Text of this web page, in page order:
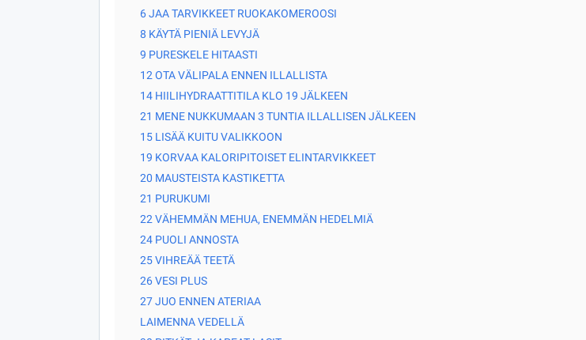
6 JAA TARVIKKEET RUOKAKOMEROOSI
8 KÄYTÄ PIENIÄ LEVYJÄ
9 PURESKELE HITAASTI
12 OTA VÄLIPALA ENNEN ILLALLISTA
14 HIILIHYDRAATTITILA KLO 19 JÄLKEEN
21 MENE NUKKUMAAN 3 TUNTIA ILLALLISEN JÄLKEEN
15 LISÄÄ KUITU VALIKKOON
19 KORVAA KALORIPITOISET ELINTARVIKKEET
20 MAUSTEISTA KASTIKETTA
21 PURUKUMI
22 VÄHEMMÄN MEHUA, ENEMMÄN HEDELMIÄ
24 PUOLI ANNOSTA
25 VIHREÄÄ TEETÄ
26 VESI PLUS
27 JUO ENNEN ATERIAA
LAIMENNA VEDELLÄ